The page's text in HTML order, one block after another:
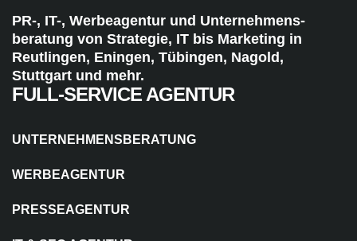
PR-, IT-, Werbeagentur und Unternehmens-
beratung von Strategie, IT bis Marketing in
Reutlingen, Eningen, Tübingen, Nagold,
Stuttgart und mehr.
FULL-SERVICE AGENTUR
UNTERNEHMENSBERATUNG
WERBEAGENTUR
PRESSEAGENTUR